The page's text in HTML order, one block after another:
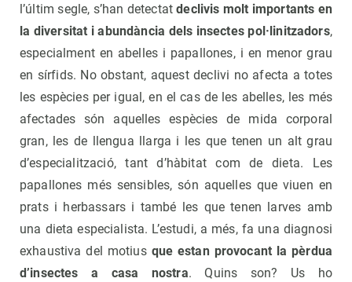
l’últim segle, s’han detectatdeclivis molt importants en
la diversitat i abundància dels insectes pol·linitzadors,
especialment en abelles i papallones, i en menor grau
en sírfids. No obstant, aquest declivi no afecta a totes
les espècies per igual, en el cas de les abelles, les més
afectades són aquelles espècies de mida corporal
gran, les de llengua llarga i les que tenen un alt grau
d’especialització, tant d’hàbitat com de dieta. Les
papallones més sensibles, són aquelles que viuen en
prats i herbassars i també les que tenen larves amb
una dieta especialista. L’estudi, a més, fa una diagnosi
exhaustiva del motius que estan provocant la pèrdua
d’insectes a casa nostra. Quins son? Us ho